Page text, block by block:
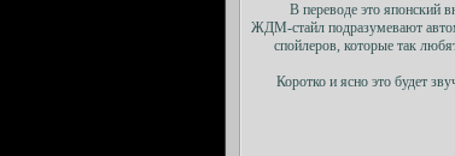
В переводе это японский
ЖДМ-стайл подразумевают
спойлеров, которые так
Коротко и ясно это будет